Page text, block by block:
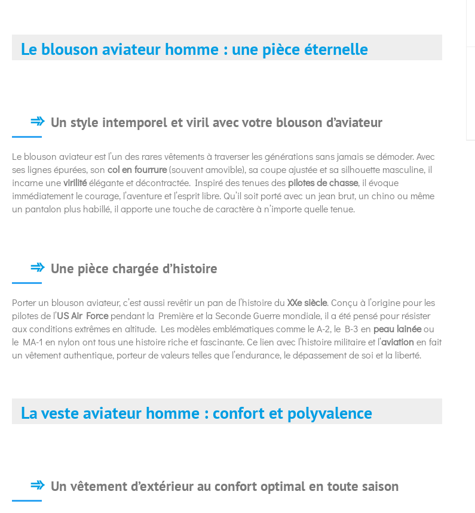
Le blouson aviateur homme : une pièce éternelle
Un style intemporel et viril avec votre blouson d’aviateur
Le blouson aviateur est l’un des rares vêtements à traverser les générations sans jamais se démoder. Avec
ses lignes épurées, son col en fourrure(souvent amovible), sa coupe ajustée et sa silhouette masculine, il
incarne unevirilitéélégante et décontractée. Inspiré des tenues des pilotes de chasse, il évoque
immédiatement le courage, l’aventure et l’esprit libre. Qu’il soit porté avec un jean brut, un chino ou même
un pantalon plus habillé, il apporte une touche de caractère à n’importe quelle tenue.
Une pièce chargée d’histoire
Porter un blouson aviateur, c’est aussi revêtir un pan de l’histoire du XXe siècle. Conçu à l’origine pour les
pilotes de l’US Air Forcependant la Première et la Seconde Guerre mondiale, il a été pensé pour résister
aux conditions extrêmes en altitude. Les modèles emblématiques comme le A-2, le B-3 en peau lainéeou
le MA-1 en nylon ont tous une histoire riche et fascinante. Ce lien avec l’histoire militaire et l’aviation en fait
un vêtement authentique, porteur de valeurs telles que l’endurance, le dépassement de soi et la liberté.
La veste aviateur homme : confort et polyvalence
Un vêtement d’extérieur au confort optimal en toute saison